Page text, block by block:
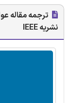
ترجمه مقاله
نشریه IEEE